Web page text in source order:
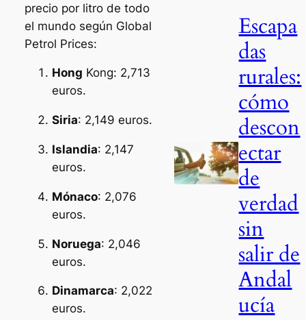
precio por litro de todo
el mundo según Global
Petrol Prices:
Hong Kong: 2,713
euros.
Siria: 2,149 euros.
Islandia: 2,147
euros.
Mónaco: 2,076
euros.
Noruega: 2,046
euros.
Dinamarca: 2,022
euros.
Escapa
das
rurales:
cómo
descon
ectar
de
verdad
sin
salir de
Andal
ucía